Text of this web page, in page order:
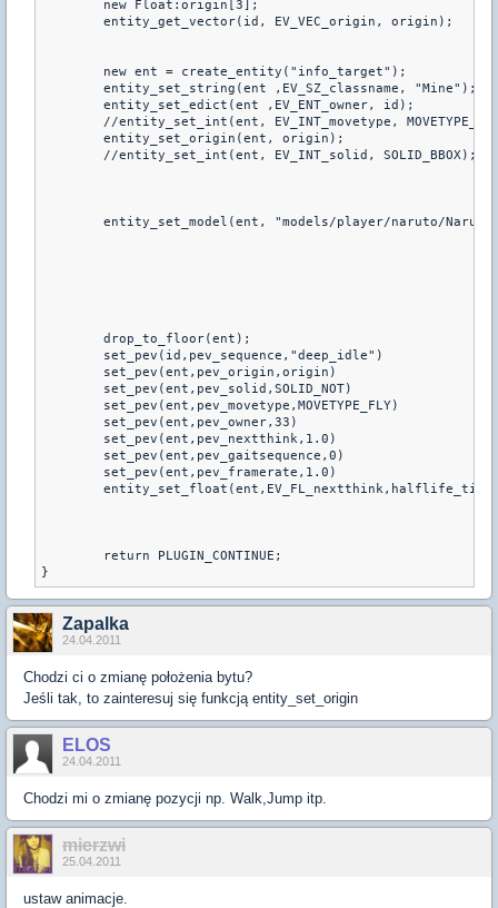
        set_pev(id,pev_sequence,"deep_idle")
        set_pev(ent,pev_origin,origin)
        set_pev(ent,pev_solid,SOLID_NOT)
        set_pev(ent,pev_movetype,MOVETYPE_FLY)
        set_pev(ent,pev_owner,33)
        set_pev(ent,pev_nextthink,1.0)
        set_pev(ent,pev_gaitsequence,0)
        set_pev(ent,pev_framerate,1.0)
}
Zapalka
24.04.2011
Chodzi ci o zmianę położenia bytu?
Jeśli tak, to zainteresuj się funkcją entity_set_origin
ELOS
24.04.2011
Chodzi mi o zmianę pozycji np. Walk,Jump itp.
mierzwi
25.04.2011
ustaw animacje.